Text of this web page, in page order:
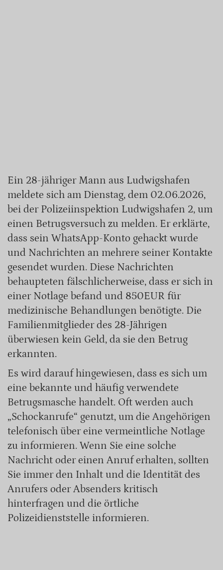
Ein 28-jähriger Mann aus Ludwigshafen
meldete sich am Dienstag, dem 02.06.2026,
bei der Polizeiinspektion Ludwigshafen 2, um
einen Betrugsversuch zu melden. Er erklärte,
dass sein WhatsApp-Konto gehackt wurde
und Nachrichten an mehrere seiner Kontakte
gesendet wurden. Diese Nachrichten
behaupteten fälschlicherweise, dass er sich in
einer Notlage befand und 850EUR für
medizinische Behandlungen benötigte. Die
Familienmitglieder des 28-Jährigen
überwiesen kein Geld, da sie den Betrug
erkannten.
Es wird darauf hingewiesen, dass es sich um
eine bekannte und häufig verwendete
Betrugsmasche handelt. Oft werden auch
„Schockanrufe“ genutzt, um die Angehörigen
telefonisch über eine vermeintliche Notlage
zu informieren. Wenn Sie eine solche
Nachricht oder einen Anruf erhalten, sollten
Sie immer den Inhalt und die Identität des
Anrufers oder Absenders kritisch
hinterfragen und die örtliche
Polizeidienststelle informieren.